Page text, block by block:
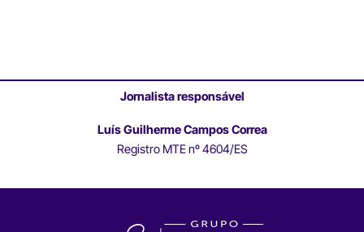
Jornalista responsável
Luís Guilherme Campos Correa
Registro MTE nº 4604/ES